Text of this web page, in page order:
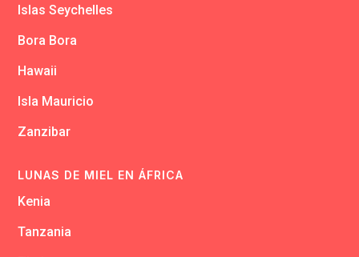
Islas Seychelles
Bora Bora
Hawaii
Isla Mauricio
Zanzibar
LUNAS DE MIEL EN ÁFRICA
Kenia
Tanzania